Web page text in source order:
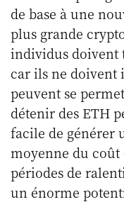
de base à une
plus grande
individus doivent
car ils ne doivent
peuvent se
détenir des ETH
facile de générer
moyenne du coût
périodes de
un énorme